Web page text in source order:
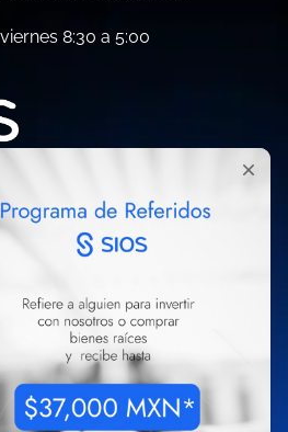
8:30 a 5:00
el cómo sí